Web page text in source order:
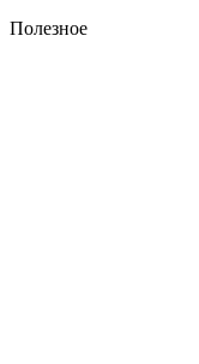
Полезное